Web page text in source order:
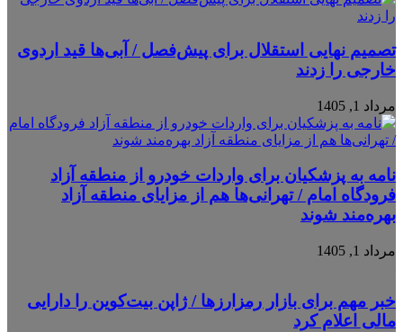
تصمیم نهایی استقلال برای پیش‌فصل / آبی‌ها قید اردوی
خارجی را زدند
مرداد 1, 1405
نامه به پزشکیان برای واردات خودرو از منطقه آزاد
فرودگاه امام / تهرانی‌ها هم از مزایای منطقه آزاد
بهره‌مند شوند
مرداد 1, 1405
خبر مهم برای بازار رمزارزها / ژاپن بیت‌کوین را دارایی
مالی اعلام کرد